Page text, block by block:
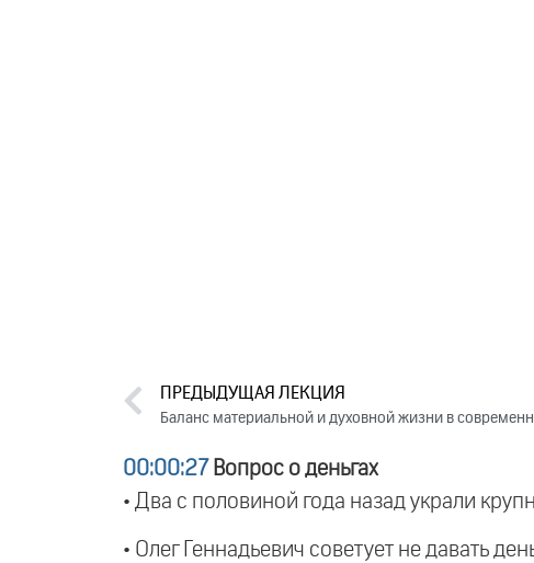
ПРЕДЫДУЩАЯ ЛЕКЦИЯ
00:00:27 Вопрос о деньгах
• Два с половиной года назад украли
• Олег Геннадьевич советует не давать